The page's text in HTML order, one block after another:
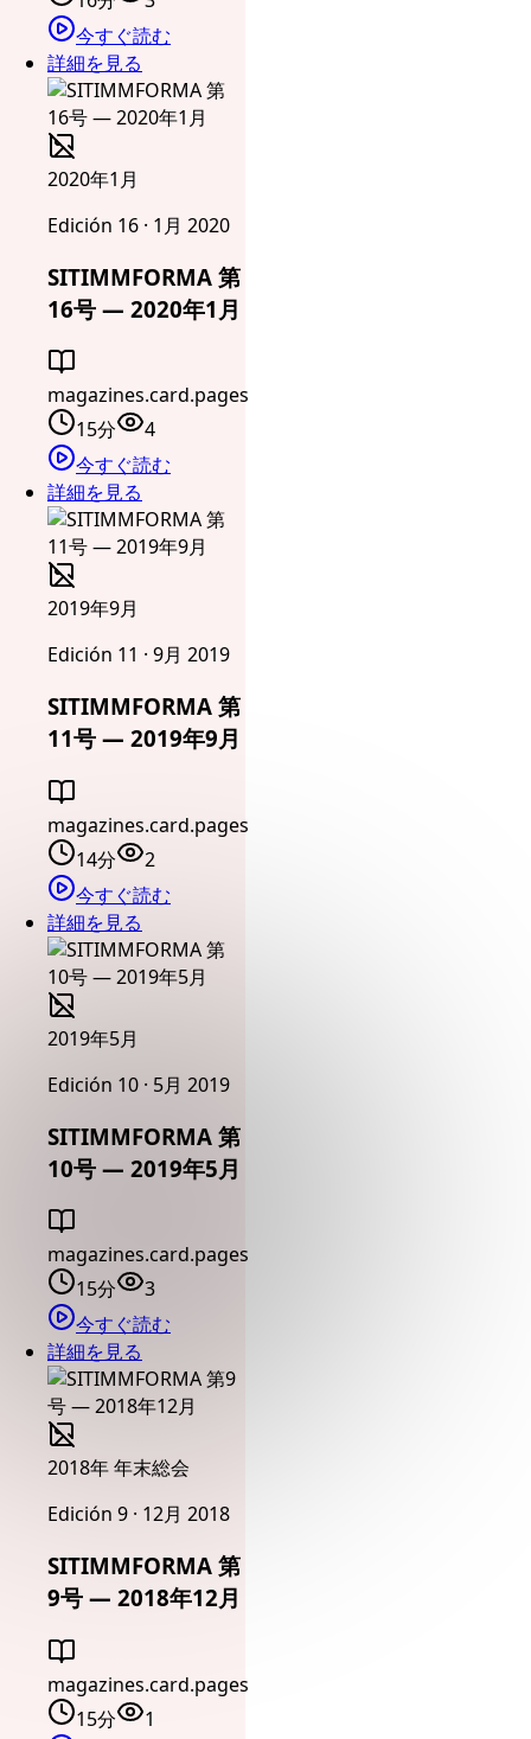
今すぐ読む
詳細を見る
2020年1月
Edición 16 · 1月 2020
SITIMMFORMA 第
16号 — 2020年1月
magazines.card.pages
15分
4
今すぐ読む
詳細を見る
2019年9月
Edición 11 · 9月 2019
SITIMMFORMA 第
11号 — 2019年9月
magazines.card.pages
14分
2
今すぐ読む
詳細を見る
2019年5月
Edición 10 · 5月 2019
SITIMMFORMA 第
10号 — 2019年5月
magazines.card.pages
15分
3
今すぐ読む
詳細を見る
2018年 年末総会
Edición 9 · 12月 2018
SITIMMFORMA 第
9号 — 2018年12月
magazines.card.pages
15分
1